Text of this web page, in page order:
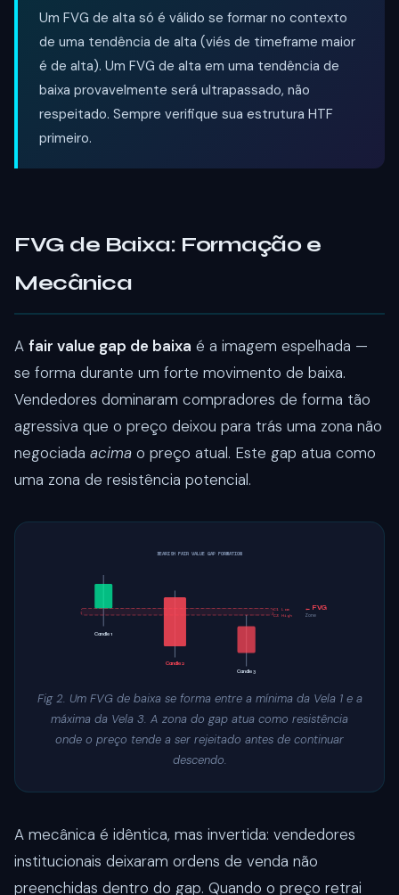
Um FVG de alta só é válido se formar no contexto
de uma tendência de alta (viés de timeframe maior
é de alta). Um FVG de alta em uma tendência de
baixa provavelmente será ultrapassado, não
respeitado. Sempre verifique sua estrutura HTF
primeiro.
FVG de Baixa: Formação e
Mecânica
A fair value gap de baixa é a imagem espelhada —
se forma durante um forte movimento de baixa.
Vendedores dominaram compradores de forma tão
agressiva que o preço deixou para trás uma zona não
negociada acima o preço atual. Este gap atua como
uma zona de resistência potencial.
BEARISH FAIR VALUE GAP FORMATION
Candle 1
C1 Low
Candle 2
Candle 3
C3 High
← FVG
Zone
Fig 2. Um FVG de baixa se forma entre a mínima da Vela 1 e a
máxima da Vela 3. A zona do gap atua como resistência
onde o preço tende a ser rejeitado antes de continuar
descendo.
A mecânica é idêntica, mas invertida: vendedores
institucionais deixaram ordens de venda não
preenchidas dentro do gap. Quando o preço retrai